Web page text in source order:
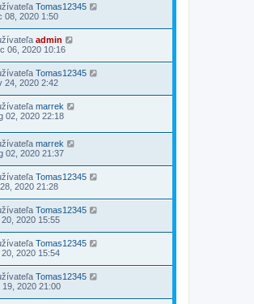
Tomas12345
08, 2020 1:50
admin
06, 2020 10:16
Tomas12345
24, 2020 2:42
marrek
02, 2020 22:18
marrek
02, 2020 21:37
Tomas12345
2020 21:28
Tomas12345
20, 2020 15:55
Tomas12345
20, 2020 15:54
Tomas12345
19, 2020 21:00